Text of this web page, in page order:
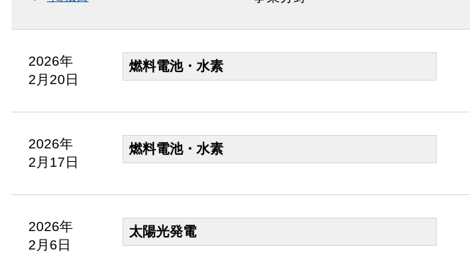
2026年
2月20日
燃料電池・水素
2026年
2月17日
燃料電池・水素
2026年
2月6日
太陽光発電